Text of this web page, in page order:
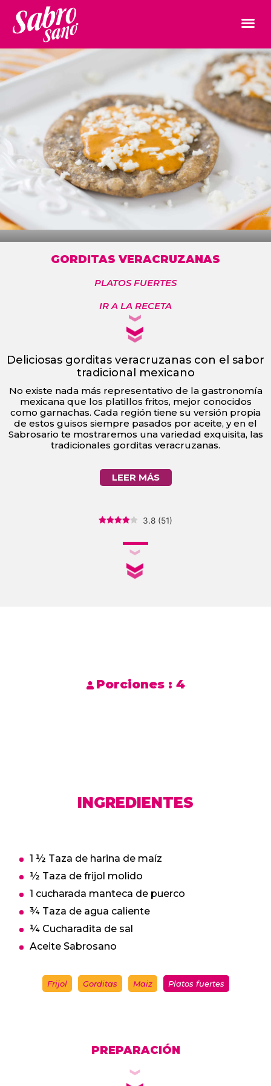
GORDITAS VERACRUZANAS
PLATOS FUERTES
IR A LA RECETA
Deliciosas gorditas veracruzanas con el sabor
tradicional mexicano
No existe nada más representativo de la gastronomía
mexicana que los platillos fritos, mejor conocidos
como garnachas. Cada región tiene su versión propia
de estos guisos siempre pasados por aceite, y en el
Sabrosario te mostraremos una variedad exquisita, las
tradicionales gorditas veracruzanas.
LEER MÁS
3.8 (51)
Porciones : 4
INGREDIENTES
1 ½ Taza de harina de maíz
½ Taza de frijol molido
1 cucharada manteca de puerco
¾ Taza de agua caliente
¼ Cucharadita de sal
Aceite Sabrosano
Frijol Gorditas Maiz Platos fuertes
PREPARACIÓN